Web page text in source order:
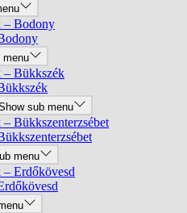
– Bodony
menu
– Bükkszék
sub menu
– Bükkszenterzsébet
menu
– Erdőkövesd